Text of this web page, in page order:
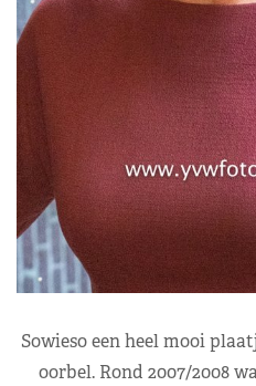
Sowieso een heel mooi
oorbel. Rond 2007/2008